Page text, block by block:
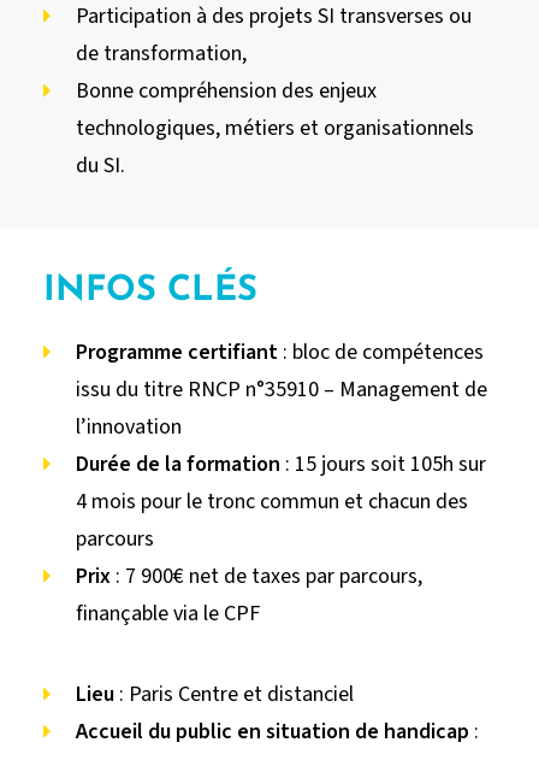
Participation à des projets SI transverses ou
de transformation,
Bonne compréhension des enjeux
technologiques, métiers et organisationnels
du SI.
INFOS CLÉS
Programme certifiant : bloc de compétences
issu du titre RNCP n°35910 – Management de
l’innovation
Durée de la formation : 15 jours soit 105h sur
4 mois pour le tronc commun et chacun des
parcours
Prix : 7 900€ net de taxes par parcours,
finançable via le CPF
Lieu : Paris Centre et distanciel
Accueil du public en situation de handicap :